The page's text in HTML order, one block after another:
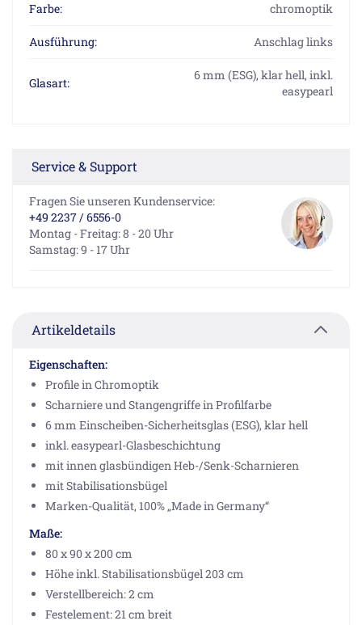
Farbe: chromoptik
Ausführung: Anschlag links
Glasart:
6 mm (ESG), klar hell, inkl.
easypearl
Service & Support
Fragen Sie unseren Kundenservice:
+49 2237 / 6556-0
Montag - Freitag: 8 - 20 Uhr
Samstag: 9 - 17 Uhr
Artikeldetails
Eigenschaften:
Profile in Chromoptik
Scharniere und Stangengriffe in Profilfarbe
6 mm Einscheiben-Sicherheitsglas (ESG), klar hell
inkl. easypearl-Glasbeschichtung
mit innen glasbündigen Heb-/Senk-Scharnieren
mit Stabilisationsbügel
Marken-Qualität, 100% „Made in Germany“
Maße:
80 x 90 x 200 cm
Höhe inkl. Stabilisationsbügel 203 cm
Verstellbereich: 2 cm
Festelement: 21 cm breit